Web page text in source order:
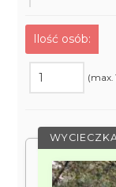
Ilość osób:
(max.